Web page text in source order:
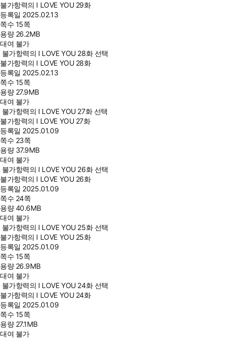
불가항력의 I LOVE YOU 29화
등록일 2025.02.13
쪽수 15쪽
용량 26.2MB
대여 불가
불가항력의 I LOVE YOU 28화 선택
불가항력의 I LOVE YOU 28화
등록일 2025.02.13
쪽수 15쪽
용량 27.9MB
대여 불가
불가항력의 I LOVE YOU 27화 선택
불가항력의 I LOVE YOU 27화
등록일 2025.01.09
쪽수 23쪽
용량 37.9MB
대여 불가
불가항력의 I LOVE YOU 26화 선택
불가항력의 I LOVE YOU 26화
등록일 2025.01.09
쪽수 24쪽
용량40.6MB
대여 불가
불가항력의 I LOVE YOU 25화 선택
불가항력의 I LOVE YOU 25화
등록일 2025.01.09
쪽수 15쪽
용량 26.9MB
대여 불가
불가항력의 I LOVE YOU 24화 선택
불가항력의 I LOVE YOU 24화
등록일 2025.01.09
쪽수 15쪽
용량 27.1MB
대여 불가